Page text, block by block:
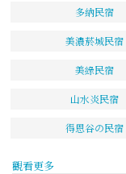
多納民宿
美濃菸城民宿
美綠民宿
山水炎民宿
得恩谷の民宿
觀看更多